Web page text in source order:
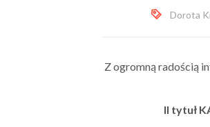
Dorota
Z ogromną radością
II tytuł